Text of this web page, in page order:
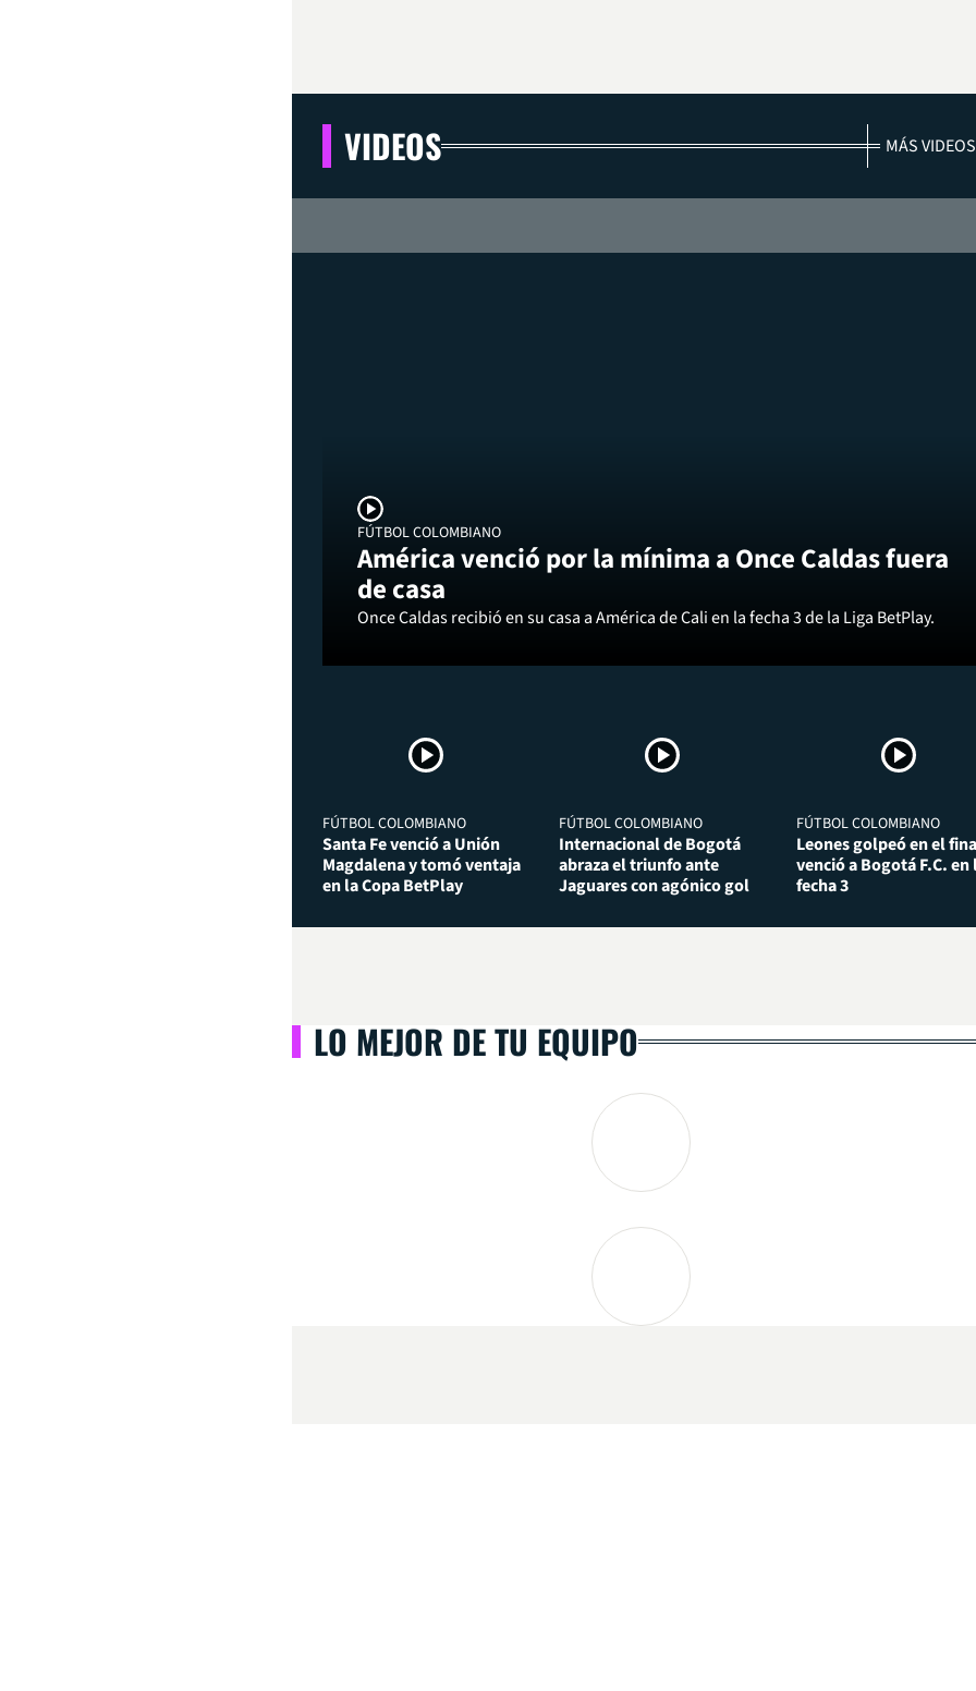
VIDEOS MÁS VIDEOS
FÚTBOL COLOMBIANO
América venció por la mínima a Once Caldas fuera
de casa
Once Caldas recibió en su casa a América de Cali en la fecha 3 de la Liga BetPlay.
FÚTBOL COLOMBIANO
Santa Fe venció a Unión
Magdalena y tomó ventaja
en la Copa BetPlay
FÚTBOL COLOMBIANO
Internacional de Bogotá
abraza el triunfo ante
Jaguares con agónico gol
FÚTBOL COLOMBIANO
Leones golpeó en el
venció a Bogotá F.C. en
fecha 3
LO MEJOR DE TU EQUIPO